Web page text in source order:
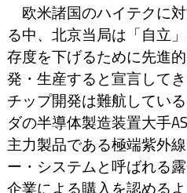
欧米諸国のハイテクに
る中、北京当局は「自立
存度を下げるために先進
発・生産すると宣言して
チップ開発は難航してい
ダの半導体製造装置大手
主力製品である極端紫外
ー・システムと呼ばれる
企業による購入を認める